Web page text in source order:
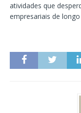
atividades que
empresariais de